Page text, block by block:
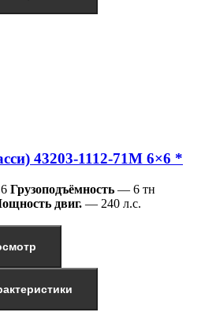
43203-1112-71М 6×6 *
Грузоподъёмность — 6 тн
двиг. — 240 л.с.